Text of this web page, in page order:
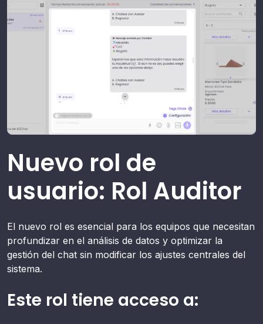
Nuevo rol de
usuario: Rol Auditor
El nuevo rol es esencial para los equipos que necesitan
profundizar en el análisis de datos y optimizar la
gestión del chat sin modificar los ajustes centrales del
sistema.
Este rol tiene acceso a: